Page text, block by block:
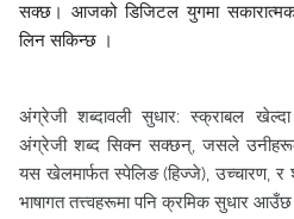
सक्छ। आजको डिजिटल युगमा
लिन सकिन्छ ।
अंग्रेजी शब्दावली सुधार: स्क्राबल खेल्दा
अंग्रेजी शब्द सिक्न सक्छन्, जसले
यस खेलमार्फत स्पेलिङ (हिज्जे), उच्चारण,
भाषागत तत्त्वहरूमा पनि क्रमिक सुधार